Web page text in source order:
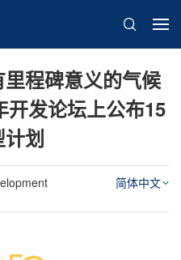
程碑意义的气候
开发论坛上公布15
划
简体中文